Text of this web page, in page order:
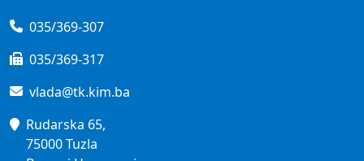
035/369-307
035/369-317
vlada@tk.kim.ba
Rudarska 65,
75000 Tuzla